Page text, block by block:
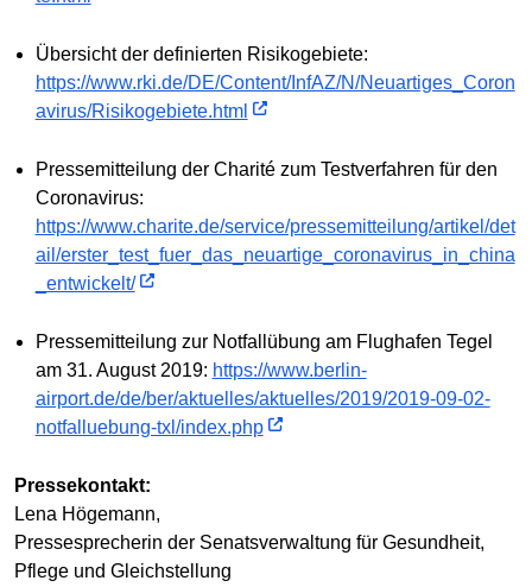
Übersicht der definierten Risikogebiete:
https://www.rki.de/DE/Content/InfAZ/N/Neuartiges_Coron
avirus/Risikogebiete.html
Pressemitteilung der Charité zum Testverfahren für den
Coronavirus:
https://www.charite.de/service/pressemitteilung/artikel/det
ail/erster_test_fuer_das_neuartige_coronavirus_in_china
_entwickelt/
Pressemitteilung zur Notfallübung am Flughafen Tegel
am 31. August 2019: https://www.berlin-
airport.de/de/ber/aktuelles/aktuelles/2019/2019-09-02-
notfalluebung-txl/index.php
Pressekontakt:
Lena Högemann,
Pressesprecherin der Senatsverwaltung für Gesundheit,
Pflege und Gleichstellung